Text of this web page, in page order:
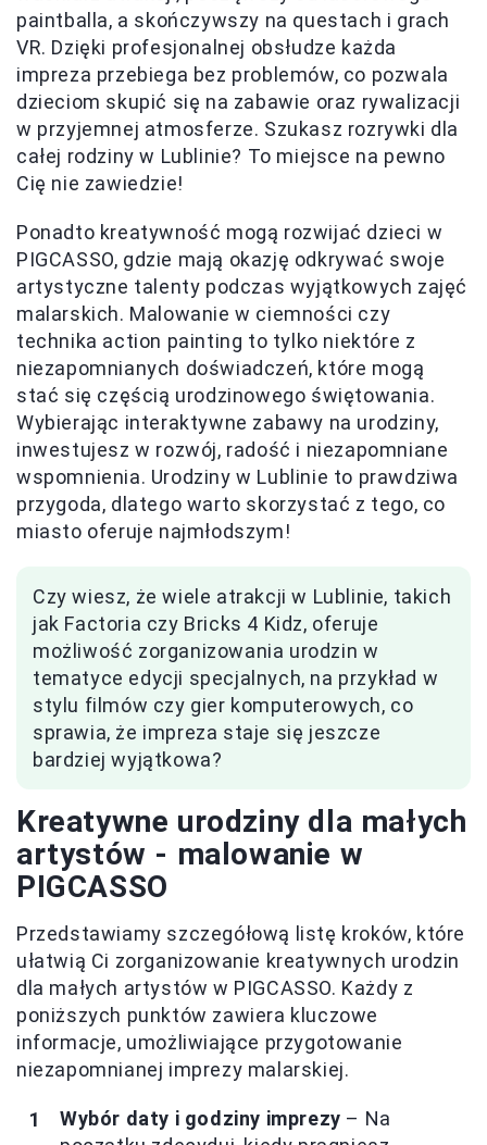
paintballa, a skończywszy na questach i grach
VR. Dzięki profesjonalnej obsłudze każda
impreza przebiega bez problemów, co pozwala
dzieciom skupić się na zabawie oraz rywalizacji
w przyjemnej atmosferze. Szukasz rozrywki dla
całej rodziny w Lublinie? To miejsce na pewno
Cię nie zawiedzie!
Ponadto kreatywność mogą rozwijać dzieci w
PIGCASSO, gdzie mają okazję odkrywać swoje
artystyczne talenty podczas wyjątkowych zajęć
malarskich. Malowanie w ciemności czy
technika action painting to tylko niektóre z
niezapomnianych doświadczeń, które mogą
stać się częścią urodzinowego świętowania.
Wybierając interaktywne zabawy na urodziny,
inwestujesz w rozwój, radość i niezapomniane
wspomnienia. Urodziny w Lublinie to prawdziwa
przygoda, dlatego warto skorzystać z tego, co
miasto oferuje najmłodszym!
Czy wiesz, że wiele atrakcji w Lublinie, takich
jak Factoria czy Bricks 4 Kidz, oferuje
możliwość zorganizowania urodzin w
tematyce edycji specjalnych, na przykład w
stylu filmów czy gier komputerowych, co
sprawia, że impreza staje się jeszcze
bardziej wyjątkowa?
Kreatywne urodziny dla małych
artystów - malowanie w
PIGCASSO
Przedstawiamy szczegółową listę kroków, które
ułatwią Ci zorganizowanie kreatywnych urodzin
dla małych artystów w PIGCASSO. Każdy z
poniższych punktów zawiera kluczowe
informacje, umożliwiające przygotowanie
niezapomnianej imprezy malarskiej.
Wybór daty i godziny imprezy – Na